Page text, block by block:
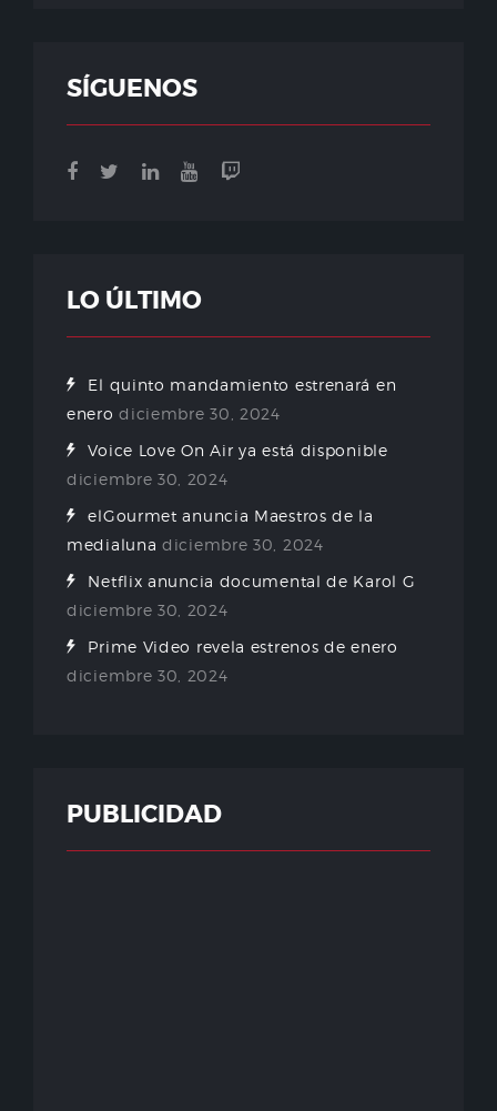
SÍGUENOS
LO ÚLTIMO
El quinto mandamiento estrenará en
enero diciembre 30, 2024
Voice Love On Air ya está disponible
diciembre 30, 2024
elGourmet anuncia Maestros de la
medialuna diciembre 30, 2024
Netflix anuncia documental de Karol G
diciembre 30, 2024
Prime Video revela estrenos de enero
diciembre 30, 2024
PUBLICIDAD